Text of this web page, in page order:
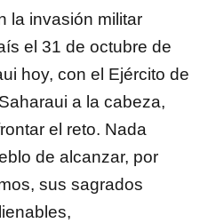
la invasión militar
el 31 de octubre de
hoy, con el Ejército de
a la cabeza,
el reto. Nada
de alcanzar, por
sus sagrados